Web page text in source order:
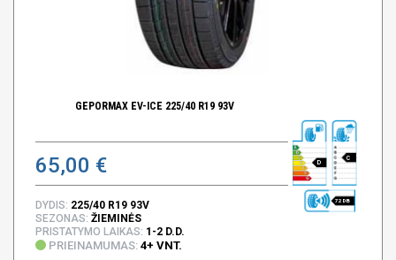
GEPORMAX EV-ICE 225/40 R19 93V
65,00 € D
C
72 DB
DYDIS: 225/40 R19 93V
SEZONAS: ŽIEMINĖS
PRISTATYMO LAIKAS: 1-2 D.D.
PRIEINAMUMAS: 4+ VNT.